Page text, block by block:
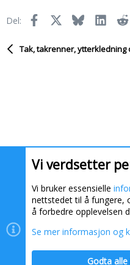
Del: Facebook Bluesky
Tak, takrenner, ytterkledning
Informasjonskapsler
Vi verdsetter
Vi bruker essensielle
nettstedet til å fungere,
å forbedre opplevelsen
Se mer informasjon og
Godta